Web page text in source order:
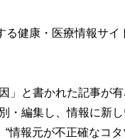
健康・医療情報サイ
」と書かれた記事が
・編集し、情報に新
“情報元が不正確なコ